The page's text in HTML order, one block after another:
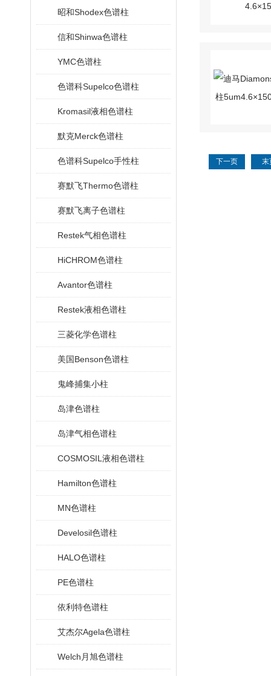
昭和Shodex色谱柱
信和Shinwa色谱柱
YMC色谱柱
色谱科Supelco色谱柱
Kromasil液相色谱柱
默克Merck色谱柱
色谱科Supelco手性柱
赛默飞Thermo色谱柱
赛默飞离子色谱柱
Restek气相色谱柱
HiCHROM色谱柱
Avantor色谱柱
Restek液相色谱柱
三菱化学色谱柱
美国Benson色谱柱
鬼峰捕集小柱
岛津色谱柱
岛津气相色谱柱
COSMOSIL液相色谱柱
Hamilton色谱柱
MN色谱柱
Develosil色谱柱
HALO色谱柱
PE色谱柱
依利特色谱柱
艾杰尔Agela色谱柱
Welch月旭色谱柱
下一页 末